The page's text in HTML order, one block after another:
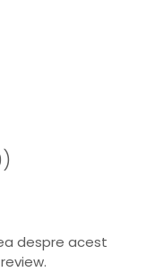
despre acest